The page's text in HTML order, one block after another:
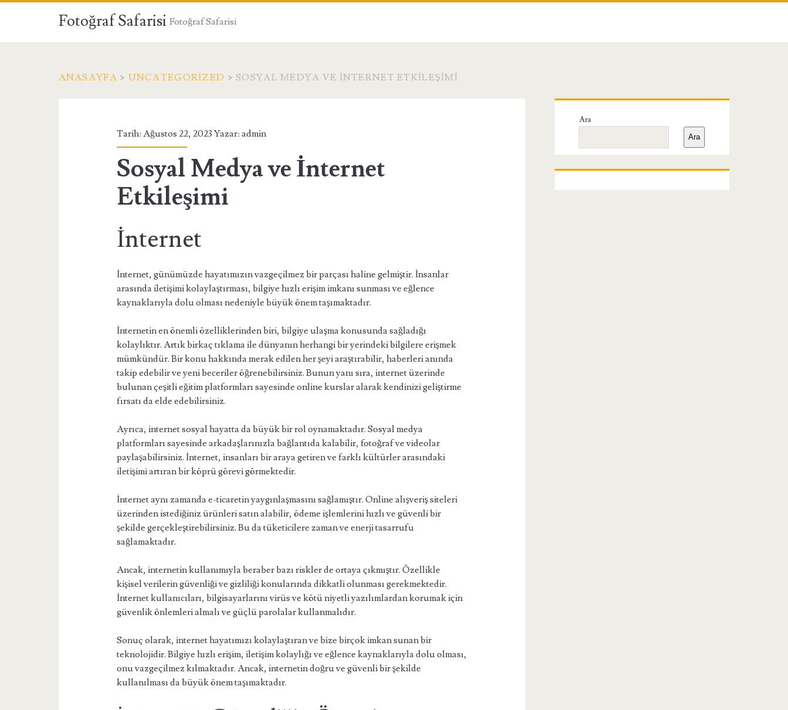
Fotoğraf Safarisi Fotoğraf Safarisi
ANASAYFA > UNCATEGORIZED >SOSYAL MEDYA VE İNTERNET ETKILEŞIMI
Tarih: Ağustos 22, 2023 Yazar:admin
Sosyal Medya ve İnternet
Etkileşimi
İnternet
İnternet, günümüzde hayatımızın vazgeçilmez bir parçası haline gelmiştir. İnsanlar
arasında iletişimi kolaylaştırması, bilgiye hızlı erişim imkanı sunması ve eğlence
kaynaklarıyla dolu olması nedeniyle büyük önem taşımaktadır.
İnternetin en önemli özelliklerinden biri, bilgiye ulaşma konusunda sağladığı
kolaylıktır. Artık birkaç tıklama ile dünyanın herhangi bir yerindeki bilgilere erişmek
mümkündür. Bir konu hakkında merak edilen her şeyi araştırabilir, haberleri anında
takip edebilir ve yeni beceriler öğrenebilirsiniz. Bunun yanı sıra, internet üzerinde
bulunan çeşitli eğitim platformları sayesinde online kurslar alarak kendinizi geliştirme
fırsatı da elde edebilirsiniz.
Ayrıca, internet sosyal hayatta da büyük bir rol oynamaktadır. Sosyal medya
platformları sayesinde arkadaşlarınızla bağlantıda kalabilir, fotoğraf ve videolar
paylaşabilirsiniz. İnternet, insanları bir araya getiren ve farklı kültürler arasındaki
iletişimi artıran bir köprü görevi görmektedir.
İnternet aynı zamanda e-ticaretin yaygınlaşmasını sağlamıştır. Online alışveriş siteleri
üzerinden istediğiniz ürünleri satın alabilir, ödeme işlemlerini hızlı ve güvenli bir
şekilde gerçekleştirebilirsiniz. Bu da tüketicilere zaman ve enerji tasarrufu
sağlamaktadır.
Ancak, internetin kullanımıyla beraber bazı riskler de ortaya çıkmıştır. Özellikle
kişisel verilerin güvenliği ve gizliliği konularında dikkatli olunması gerekmektedir.
İnternet kullanıcıları, bilgisayarlarını virüs ve kötü niyetli yazılımlardan korumak için
güvenlik önlemleri almalı ve güçlü parolalar kullanmalıdır.
Sonuç olarak, internet hayatımızı kolaylaştıran ve bize birçok imkan sunan bir
teknolojidir. Bilgiye hızlı erişim, iletişim kolaylığı ve eğlence kaynaklarıyla dolu olması,
onu vazgeçilmez kılmaktadır. Ancak, internetin doğru ve güvenli bir şekilde
kullanılması da büyük önem taşımaktadır.
Birincil
Yan
Menü
Ara
Ara